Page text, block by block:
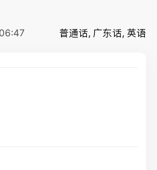
普通话, 广东话, 英语